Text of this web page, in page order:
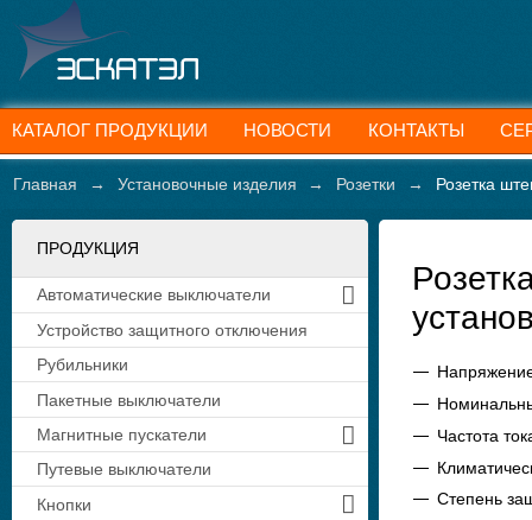
Частота
Степень
ПРОДУКЦИЯ
Автоматические выключатели
Устройство защитного отключения
Рубильники
Пакетные выключатели
Магнитные пускатели
Путевые выключатели
Кнопки
Главная → Установочные изделия → Розетки → Розетка
КАТАЛОГ ПРОДУКЦИИ НОВОСТИ КОНТАКТЫ